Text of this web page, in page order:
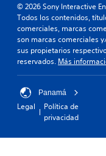
© 2026 Sony Interactive
Todos los contenidos,
comerciales, marcas
son marcas comerciales
sus propietarios
reservados. Más
Panamá
Legal
Política de
privacidad